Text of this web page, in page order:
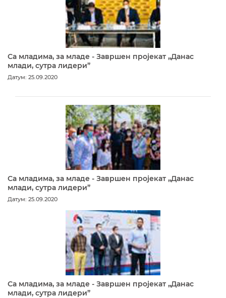
Са младима, за младе - Завршен пројекат „Данас
млади, сутра лидери”
Датум: 25.09.2020
Са младима, за младе - Завршен пројекат „Данас
млади, сутра лидери”
Датум: 25.09.2020
Са младима, за младе - Завршен пројекат „Данас
млади, сутра лидери”